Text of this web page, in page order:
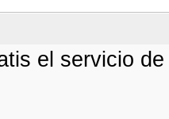
el servicio